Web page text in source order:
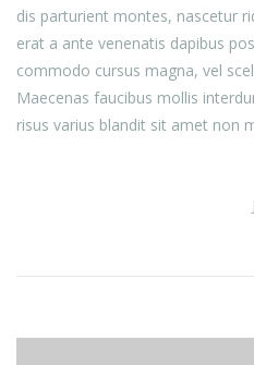
dis parturient montes, nascetur
erat a ante venenatis dapibus
commodo cursus magna, vel
Maecenas faucibus mollis
risus varius blandit sit amet non